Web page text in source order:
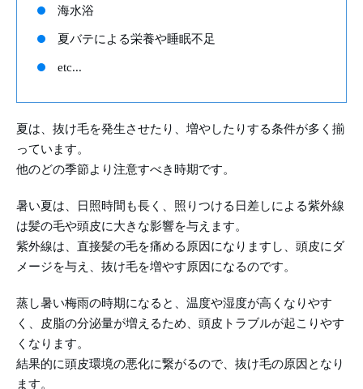
海水浴
夏バテによる栄養や睡眠不足
etc...
夏は、抜け毛を発生させたり、増やしたりする条件が多く揃
っています。
他のどの季節より注意すべき時期です。
暑い夏は、日照時間も長く、照りつける日差しによる紫外線
は髪の毛や頭皮に大きな影響を与えます。
紫外線は、直接髪の毛を痛める原因になりますし、頭皮にダ
メージを与え、抜け毛を増やす原因になるのです。
蒸し暑い梅雨の時期になると、温度や湿度が高くなりやす
く、皮脂の分泌量が増えるため、頭皮トラブルが起こりやす
くなります。
結果的に頭皮環境の悪化に繋がるので、抜け毛の原因となり
ます。